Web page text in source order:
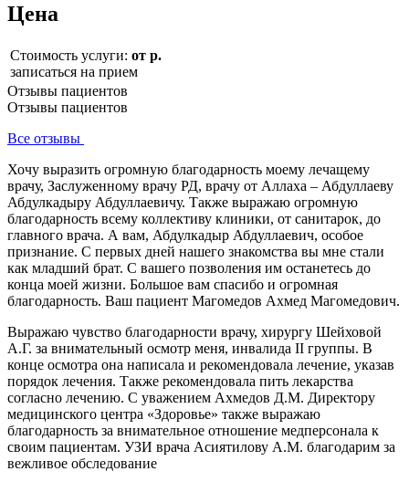
Цена
Стоимость услуги: от р.
записаться на прием
Отзывы пациентов
Отзывы пациентов
Все отзывы
Хочу выразить огромную благодарность моему лечащему
врачу, Заслуженному врачу РД, врачу от Аллаха – Абдуллаеву
Абдулкадыру Абдуллаевичу. Также выражаю огромную
благодарность всему коллективу клиники, от санитарок, до
главного врача. А вам, Абдулкадыр Абдуллаевич, особое
признание. С первых дней нашего знакомства вы мне стали
как младший брат. С вашего позволения им останетесь до
конца моей жизни. Большое вам спасибо и огромная
благодарность. Ваш пациент Магомедов Ахмед Магомедович.
Выражаю чувство благодарности врачу, хирургу Шейховой
А.Г. за внимательный осмотр меня, инвалида II группы. В
конце осмотра она написала и рекомендовала лечение, указав
порядок лечения. Также рекомендовала пить лекарства
согласно лечению. С уважением Ахмедов Д.М. Директору
медицинского центра «Здоровье» также выражаю
благодарность за внимательное отношение медперсонала к
своим пациентам. УЗИ врача Асиятилову А.М. благодарим за
вежливое обследование